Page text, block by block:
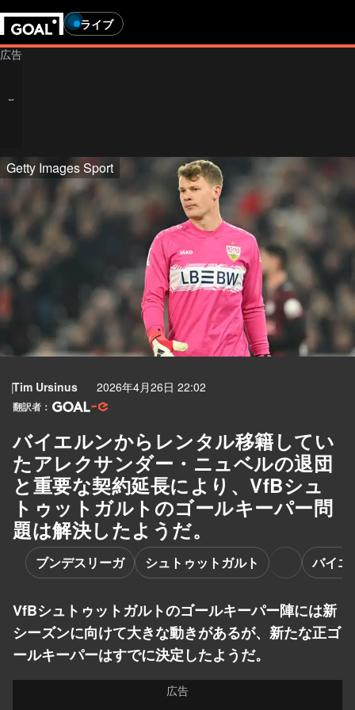
ライブ
Getty Images Sport
Tim Ursinus 2026年4月26日 22:02
翻訳者：
バイエルンからレンタル移籍してい
たアレクサンダー・ニュベルの退団
と重要な契約延長により、VfBシュ
トゥットガルトのゴールキーパー問
題は解決したようだ。
ブンデスリーガ シュトゥットガルト バイエ
VfBシュトゥットガルトのゴールキーパー陣には新
シーズンに向けて大きな動きがあるが、新たな正ゴ
ールキーパーはすでに決定したようだ。